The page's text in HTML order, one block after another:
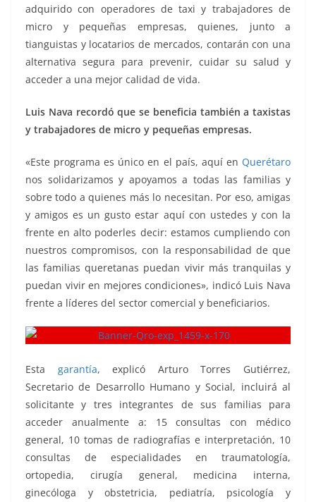
adquirido con operadores de taxi y trabajadores de
micro y pequeñas empresas, quienes, junto a
tianguistas y locatarios de mercados, contarán con una
alternativa segura para prevenir, cuidar su salud y
acceder a una mejor calidad de vida.
Luis Nava recordó que se beneficia también a taxistas
y trabajadores de micro y pequeñas empresas.
«Este programa es único en el país, aquí en Querétaro
nos solidarizamos y apoyamos a todas las familias y
sobre todo a quienes más lo necesitan. Por eso, amigas
y amigos es un gusto estar aquí con ustedes y con la
frente en alto poderles decir: estamos cumpliendo con
nuestros compromisos, con la responsabilidad de que
las familias queretanas puedan vivir más tranquilas y
puedan vivir en mejores condiciones», indicó Luis Nava
frente a líderes del sector comercial y beneficiarios.
Esta garantía, explicó Arturo Torres Gutiérrez,
Secretario de Desarrollo Humano y Social, incluirá al
solicitante y tres integrantes de sus familias para
acceder anualmente a: 15 consultas con médico
general, 10 tomas de radiografías e interpretación, 10
consultas de especialidades en traumatología,
ortopedia, cirugía general, medicina interna,
ginecóloga y obstetricia, pediatría, psicología y